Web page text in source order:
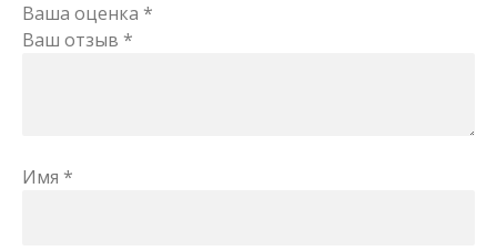
Ваша оценка *
Ваш отзыв *
Имя *